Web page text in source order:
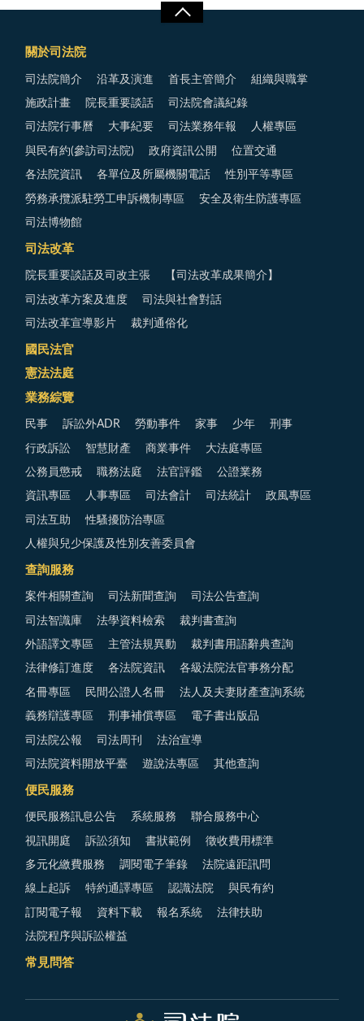
關於司法院
司法院簡介 沿革及演進 首長主管簡介 組織與職掌
施政計畫 院長重要談話 司法院會議紀錄
司法院行事曆 大事紀要 司法業務年報 人權專區
與民有約(參訪司法院) 政府資訊公開 位置交通
各法院資訊 各單位及所屬機關電話 性別平等專區
勞務承攬派駐勞工申訴機制專區 安全及衛生防護專區
司法博物館
司法改革
院長重要談話及司改主張 【司法改革成果簡介】
司法改革方案及進度 司法與社會對話
司法改革宣導影片 裁判通俗化
國民法官
憲法法庭
業務綜覽
民事 訴訟外ADR 勞動事件 家事 少年 刑事
行政訴訟 智慧財產 商業事件 大法庭專區
公務員懲戒 職務法庭 法官評鑑 公證業務
資訊專區 人事專區 司法會計 司法統計 政風專區
司法互助 性騷擾防治專區
人權與兒少保護及性別友善委員會
查詢服務
案件相關查詢 司法新聞查詢 司法公告查詢
司法智識庫 法學資料檢索 裁判書查詢
外語譯文專區 主管法規異動 裁判書用語辭典查詢
法律修訂進度 各法院資訊 各級法院法官事務分配
名冊專區 民間公證人名冊 法人及夫妻財產查詢系統
義務辯護專區 刑事補償專區 電子書出版品
司法院公報 司法周刊 法治宣導
司法院資料開放平臺 遊說法專區 其他查詢
便民服務
便民服務訊息公告 系統服務 聯合服務中心
視訊開庭 訴訟須知 書狀範例 徵收費用標準
多元化繳費服務 調閱電子筆錄 法院遠距訊問
線上起訴 特約通譯專區 認識法院 與民有約
訂閱電子報 資料下載 報名系統 法律扶助
法院程序與訴訟權益
常見問答